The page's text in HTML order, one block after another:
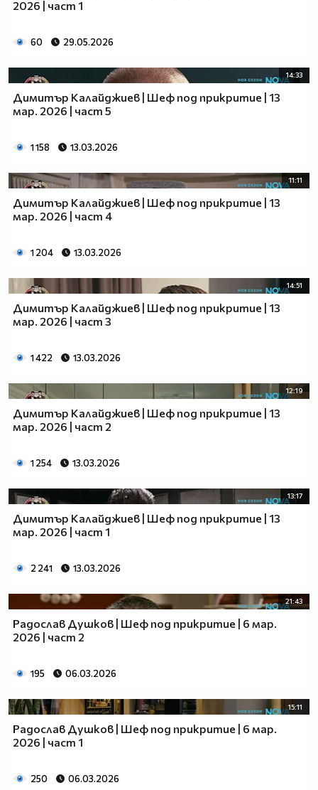
2026 | част 1
60 29.05.2026
14:33
Димитър Калайджиев | Шеф под прикритие | 13
мар. 2026 | част 5
1 158 13.03.2026
11:11
Димитър Калайджиев | Шеф под прикритие | 13
мар. 2026 | част 4
1 204 13.03.2026
14:51
Димитър Калайджиев | Шеф под прикритие | 13
мар. 2026 | част 3
1 422 13.03.2026
12:19
Димитър Калайджиев | Шеф под прикритие | 13
мар. 2026 | част 2
1 254 13.03.2026
13:17
Димитър Калайджиев | Шеф под прикритие | 13
мар. 2026 | част 1
2 241 13.03.2026
21:43
Радослав Душков | Шеф под прикритие | 6 мар.
2026 | част 2
195 06.03.2026
15:11
Радослав Душков | Шеф под прикритие | 6 мар.
2026 | част 1
250 06.03.2026